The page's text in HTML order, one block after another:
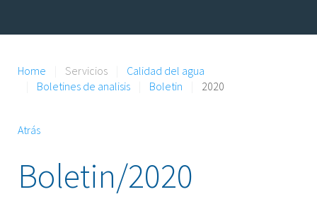
Home Servicios
Calidad del agua
Boletines de analisis
Boletin 2020
Atrás
Boletin/2020